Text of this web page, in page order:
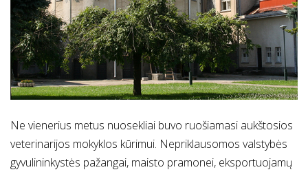
Ne vienerius metus nuosekliai buvo ruošiamasi aukštosios
veterinarijos mokyklos kūrimui. Nepriklausomos valstybės
gyvulininkystės pažangai, maisto pramonei, eksportuojamų